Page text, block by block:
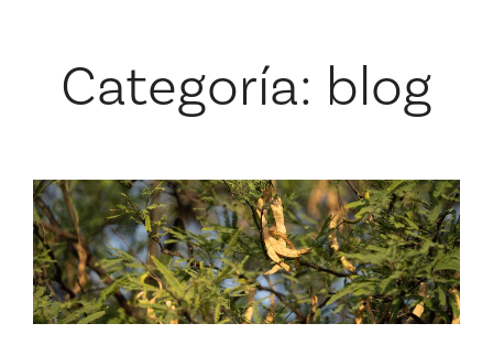
Categoría: blog